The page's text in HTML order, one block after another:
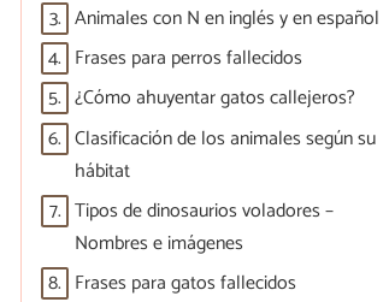
3. Animales con N en inglés y en español
4. Frases para perros fallecidos
5. ¿Cómo ahuyentar gatos callejeros?
6. Clasificación de los animales según su
hábitat
7. Tipos de dinosaurios voladores –
Nombres e imágenes
8. Frases para gatos fallecidos